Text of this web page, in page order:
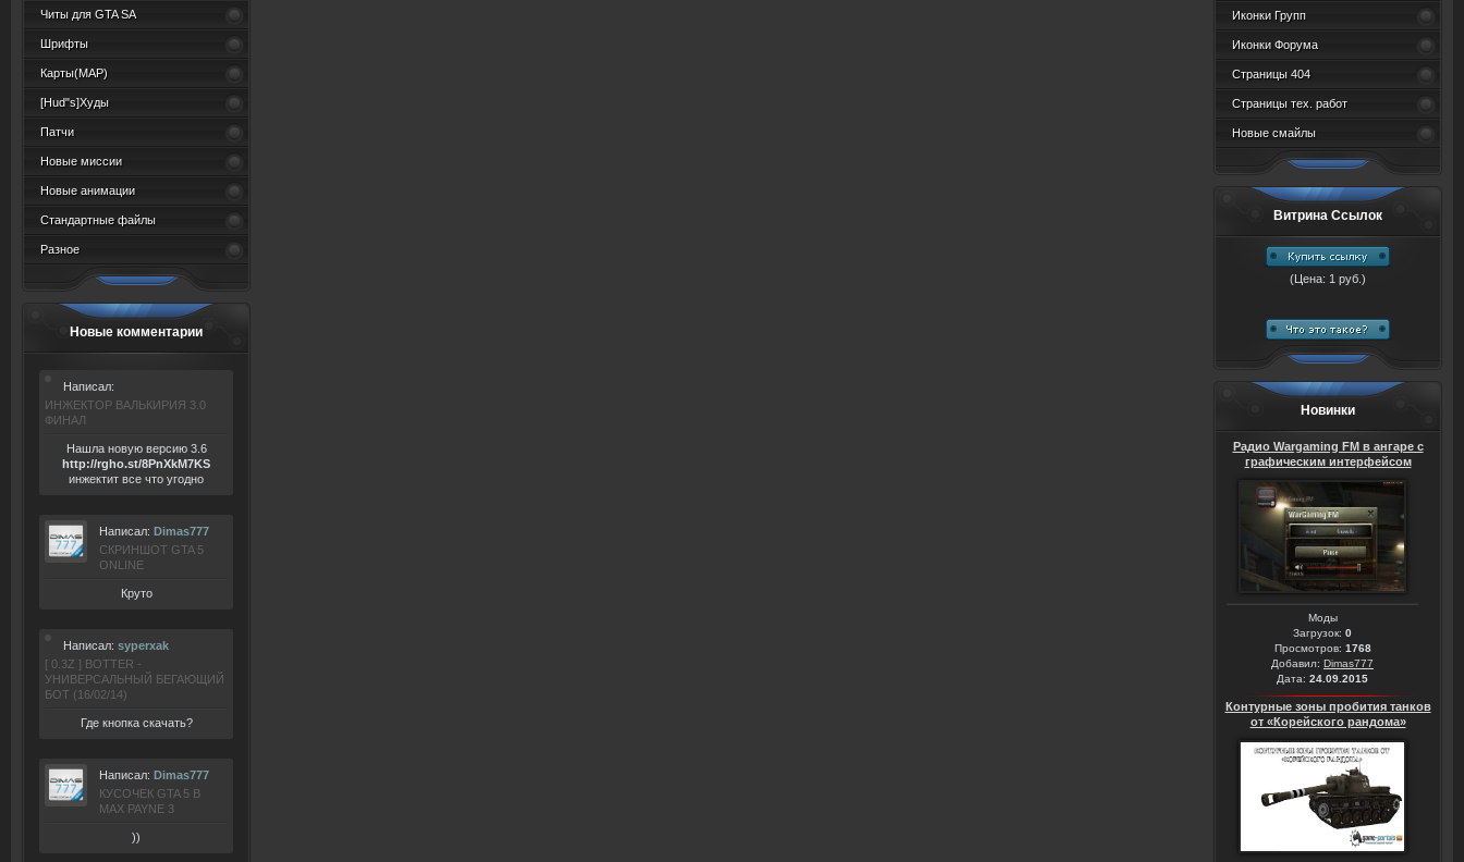
Читы для GTA SA
Шрифты
Карты(MAP)
[Hud"s]Худы
Патчи
Новые миссии
Новые анимации
Стандартные файлы
Разное
Новые комментарии
Написал:
ИНЖЕКТОР ВАЛЬКИРИЯ 3.0
ФИНАЛ
Нашла новую версию 3.6
http://rgho.st/8PnXkM7KS
инжектит все что угодно
Написал: Dimas777
СКРИНШОТ GTA 5
ONLINE
Круто
Написал: syperxak
[ 0.3Z ] BOTTER -
УНИВЕРСАЛЬНЫЙ БЕГАЮЩИЙ
БОТ (16/02/14)
Где кнопка скачать?
Написал: Dimas777
КУСОЧЕК GTA 5 В
MAX PAYNE 3
))
Иконки Групп
Иконки Форума
Страницы 404
Страницы тех. работ
Новые смайлы
Витрина Ссылок
(Цена: 1 руб.)
Новинки
Радио Wargaming FM в ангаре с
графическим интерфейсом
Моды
Загрузок: 0
Просмотров: 1768
Добавил: Dimas777
Дата: 24.09.2015
Контурные зоны пробития танков
от «Корейского рандома»